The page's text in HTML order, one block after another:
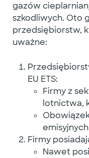
gazów
szkodliwych. Oto
przedsiębiorstw,
uważne:
EU ETS:
Firmy z
lotnictwa,
Firmy
Nawet